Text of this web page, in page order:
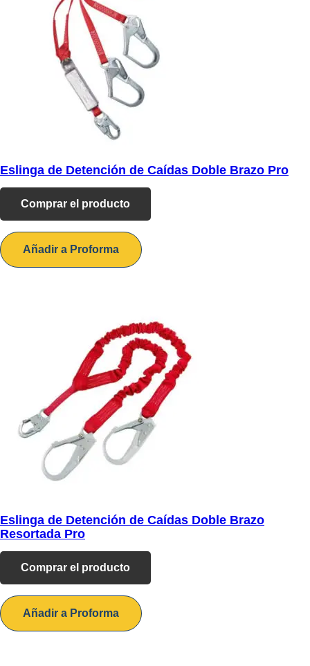
Eslinga de Detención de Caídas Doble Brazo Pro
Comprar el producto
Añadir a Proforma
Eslinga de Detención de Caídas Doble Brazo
Resortada Pro
Comprar el producto
Añadir a Proforma